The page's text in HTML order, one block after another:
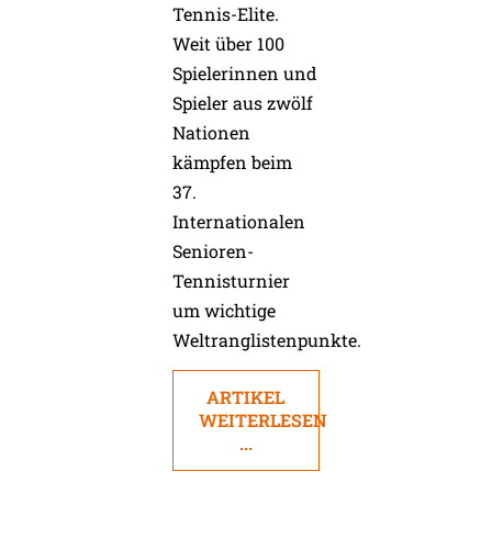
Tennis-Elite.
Weit über 100
Spielerinnen und
Spieler aus zwölf
Nationen
kämpfen beim
37.
Internationalen
Senioren-
Tennisturnier
um wichtige
Weltranglistenpunkte.
ARTIKEL
WEITERLESEN
...